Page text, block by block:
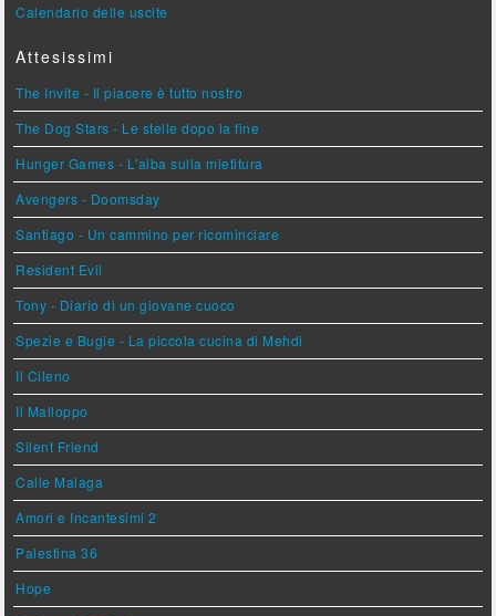
Calendario delle uscite
Attesissimi
The Invite - Il piacere è tutto nostro
The Dog Stars - Le stelle dopo la fine
Hunger Games - L'alba sulla mietitura
Avengers - Doomsday
Santiago - Un cammino per ricominciare
Resident Evil
Tony - Diario di un giovane cuoco
Spezie e Bugie - La piccola cucina di Mehdi
Il Cileno
Il Malloppo
Silent Friend
Calle Malaga
Amori e Incantesimi 2
Palestina 36
Hope